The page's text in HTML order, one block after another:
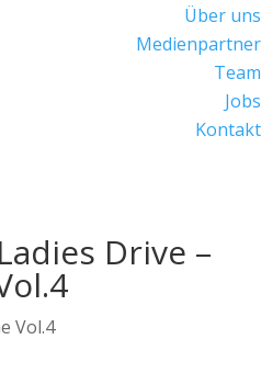
Über uns
Medienpartner
Team
Jobs
Kontakt
Drive –